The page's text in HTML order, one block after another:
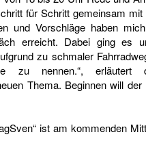
für Schritt gemeinsam mit
und Vorschläge haben
erreicht. Dabei ging es
zu schmaler
zu nennen.“, erläutert
Thema. Beginnen will
istamkommenden